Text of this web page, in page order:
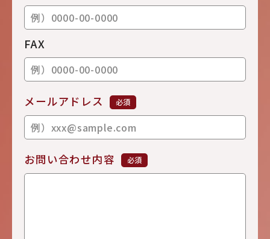
FAX
メールアドレス 必須
お問い合わせ内容 必須